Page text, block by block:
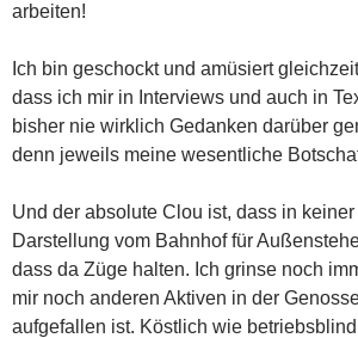
arbeiten!
Ich bin geschockt und amüsiert
dass ich mir in Interviews und auch in
bisher nie wirklich Gedanken darüber
denn jeweils meine wesentliche
Und der absolute Clou ist, dass in
Darstellung vom Bahnhof für
dass da Züge halten. Ich grinse noch
mir noch anderen Aktiven in der
aufgefallen ist. Köstlich wie